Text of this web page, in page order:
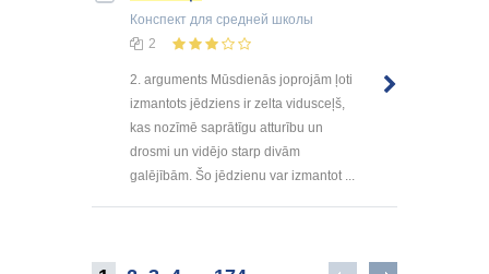
Конспект для средней школы
2
2. arguments Mūsdienās joprojām ļoti
izmantots jēdziens ir zelta vidusceļš,
kas nozīmē saprātīgu atturību un
drosmi un vidējo starp divām
galējībām. Šo jēdzienu var izmantot ...